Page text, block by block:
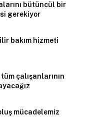
bütüncül bir
gerekiyor
bakım hizmeti
çalışanlarının
mücadelemiz